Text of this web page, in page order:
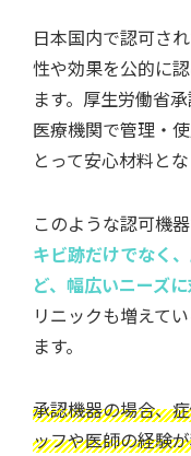
日本国内で認可さ
性や効果を公的に
ます。厚生労働省
医療機関で管理・
とって安心材料とな
このような認可機器
キビ跡だけでなく
ど、幅広いニーズ
リニックも増えて
ます。
承認機器の場合、
ッフや医師の経験